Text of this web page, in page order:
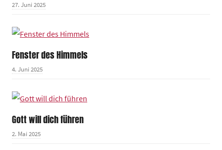
27. Juni 2025
Fenster des Himmels
4. Juni 2025
Gott will dich führen
2. Mai 2025